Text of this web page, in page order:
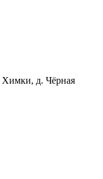
Химки, д. Чёрная